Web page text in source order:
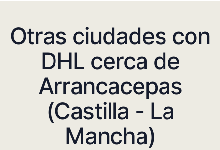
Otras ciudades con
DHL cerca de
Arrancacepas
(Castilla - La
Mancha)